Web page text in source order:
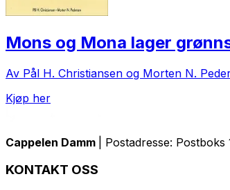
Mons og Mona lager
Av Pål H. Christiansen og Morten N.
Kjøp her
Cappelen Damm | Postadresse:
KONTAKT OSS